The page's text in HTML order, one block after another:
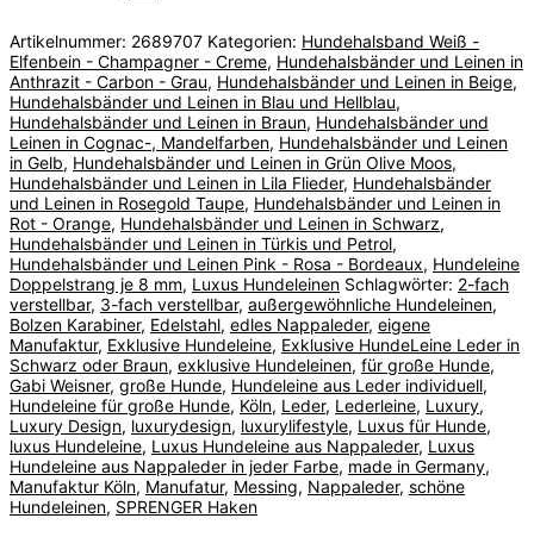
Artikelnummer: 2689707 Kategorien: Hundehalsband Weiß -
Elfenbein - Champagner - Creme, Hundehalsbänder und Leinen in
Anthrazit - Carbon - Grau, Hundehalsbänder und Leinen in Beige,
Hundehalsbänder und Leinen in Blau und Hellblau,
Hundehalsbänder und Leinen in Braun, Hundehalsbänder und
Leinen in Cognac-, Mandelfarben, Hundehalsbänder und Leinen
in Gelb, Hundehalsbänder und Leinen in Grün Olive Moos,
Hundehalsbänder und Leinen in Lila Flieder, Hundehalsbänder
und Leinen in Rosegold Taupe, Hundehalsbänder und Leinen in
Rot - Orange, Hundehalsbänder und Leinen in Schwarz,
Hundehalsbänder und Leinen in Türkis und Petrol,
Hundehalsbänder und Leinen Pink - Rosa - Bordeaux, Hundeleine
Doppelstrang je 8 mm, Luxus Hundeleinen Schlagwörter: 2-fach
verstellbar, 3-fach verstellbar, außergewöhnliche Hundeleinen,
Bolzen Karabiner, Edelstahl, edles Nappaleder, eigene
Manufaktur, Exklusive Hundeleine, Exklusive HundeLeine Leder in
Schwarz oder Braun, exklusive Hundeleinen, für große Hunde,
Gabi Weisner, große Hunde, Hundeleine aus Leder individuell,
Hundeleine für große Hunde, Köln, Leder, Lederleine, Luxury,
Luxury Design, luxurydesign, luxurylifestyle, Luxus für Hunde,
luxus Hundeleine, Luxus Hundeleine aus Nappaleder, Luxus
Hundeleine aus Nappaleder in jeder Farbe, made in Germany,
Manufaktur Köln, Manufatur, Messing, Nappaleder, schöne
Hundeleinen, SPRENGER Haken